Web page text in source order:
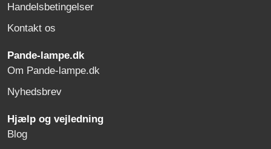
Handelsbetingelser
Kontakt os
Pande-lampe.dk
Om Pande-lampe.dk
Nyhedsbrev
Hjælp og vejledning
Blog